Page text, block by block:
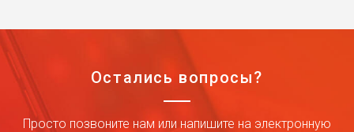
Остались вопросы?
Просто позвоните нам или напишите на электронную